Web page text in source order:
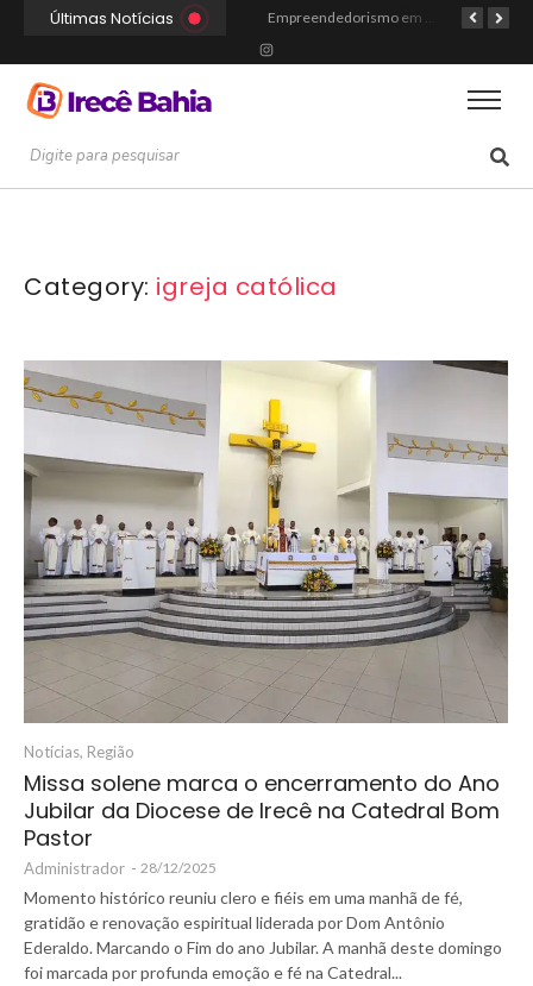
Últimas Notícias Empreendedorismo em Irecê: Como Arthur Transformou Disciplina Acadêmica na Marca Hustle Culture
Category: igreja católica
Notícias, Região
Missa solene marca o encerramento do Ano
Jubilar da Diocese de Irecê na Catedral Bom
Pastor
Administrador - 28/12/2025
Momento histórico reuniu clero e fiéis em uma manhã de fé,
gratidão e renovação espiritual liderada por Dom Antônio
Ederaldo. Marcando o Fim do ano Jubilar. A manhã deste domingo
foi marcada por profunda emoção e fé na Catedral...